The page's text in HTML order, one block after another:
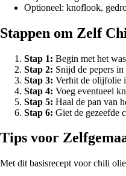
Optioneel: knoflook,
Stappen om Zelf
Stap 1: Begin met het
Stap 2: Snijd de pepers
Stap 3: Verhit de olijfolie
Stap 4: Voeg eventueel
Stap 5: Haal de pan van
Stap 6: Giet de gezeefde
Tips voor
Met dit basisrecept voor chili